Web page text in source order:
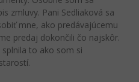
zmluvy. Pani Sedliaková sa
mne, ako predávajúcemu
predaj dokončili čo najskôr.
splnila to ako som si